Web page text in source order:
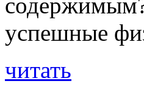
успешные
читать